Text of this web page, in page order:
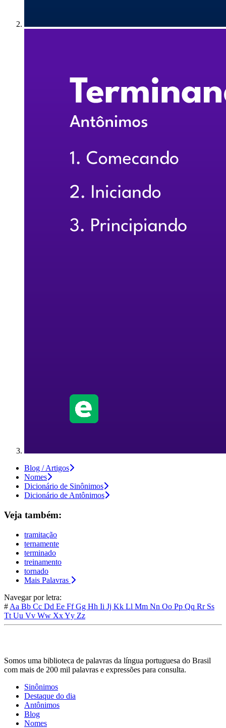
Blog / Artigos
Nomes
Dicionário de Sinônimos
Dicionário de Antônimos
Veja também:
tramitação
ternamente
terminado
treinamento
tornado
Mais Palavras
Navegar por letra:
# Aa Bb Cc Dd Ee FfGg Hh Ii Jj Kk Ll Mm Nn Oo Pp Qq Rr Ss
Tt Uu Vv Ww XxYy Zz
Somos uma biblioteca de palavras da língua portuguesa do Brasil
com mais de 200 mil palavras e expressões para consulta.
Sinônimos
Destaque do dia
Antônimos
Blog
Nomes